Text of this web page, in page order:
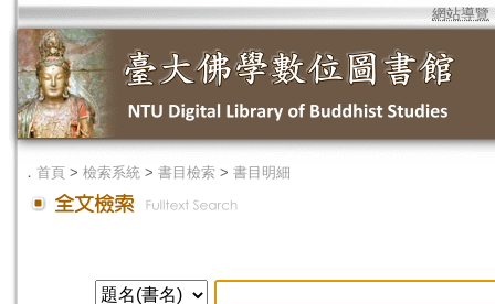
網站導覽
． 首頁 > 檢索系統 > 書目檢索 > 書目明細